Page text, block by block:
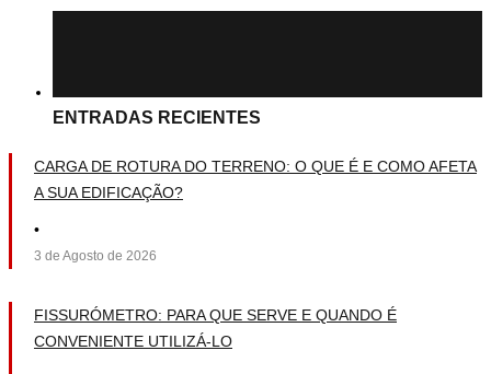
ENTRADAS RECIENTES
CARGA DE ROTURA DO TERRENO: O QUE É E COMO AFETA
A SUA EDIFICAÇÃO?
•
3 de Agosto de 2026
FISSURÓMETRO: PARA QUE SERVE E QUANDO É
CONVENIENTE UTILIZÁ-LO